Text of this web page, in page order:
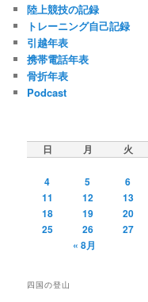
陸上競技の記録
トレーニング自己記録
引越年表
携帯電話年表
骨折年表
Podcast
日 月 火
4
5 6
11
12 13
18
19 20
25
26 27
« 8月
四国の登山